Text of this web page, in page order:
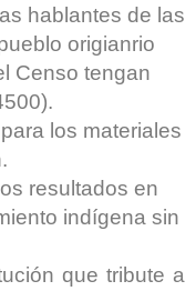
hablantes de las
origianrio
Censo tengan
los materiales
resultados en
indígena sin
que tribute a